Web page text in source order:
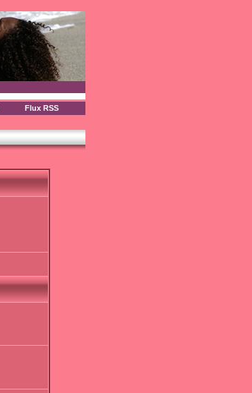
Flux RSS